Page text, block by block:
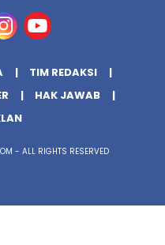
TIM REDAKSI
HAK JAWAB
- ALL RIGHTS RESERVED